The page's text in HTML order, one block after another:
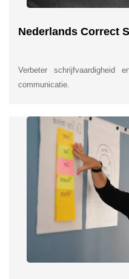
Nederlands Correct
Verbeter schrijfvaardigheid
communicatie.